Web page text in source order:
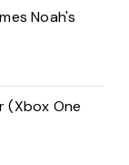
Noah's
(Xbox One